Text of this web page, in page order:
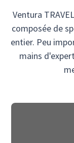
Ventura
composée de
entier. Peu
mains